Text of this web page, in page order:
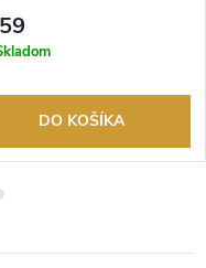
Autorizovaný predajca.
DO KOŠÍKA